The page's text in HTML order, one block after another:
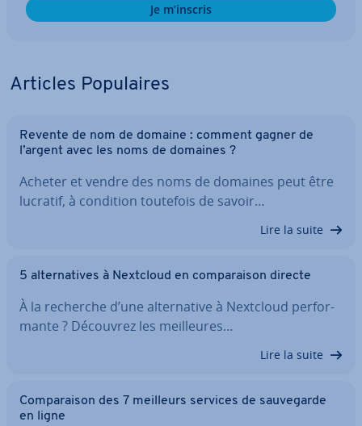
Je m’inscris
Articles Po­pu­laires
Revente de nom de domaine : comment gagner de
l’argent avec les noms de domaines ?
Acheter et vendre des noms de domaines peut être
lucratif, à condition toutefois de savoir…
Lire la suite
5 al­ter­na­tives à Nextcloud en com­pa­rai­son directe
À la recherche d’une al­ter­na­tive à Nextcloud per­for­
mante ? Découvrez les meil­leures…
Lire la suite
Com­pa­rai­son des 7 meilleurs services de sau­ve­garde
en ligne